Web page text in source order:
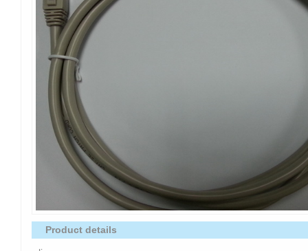
Product details